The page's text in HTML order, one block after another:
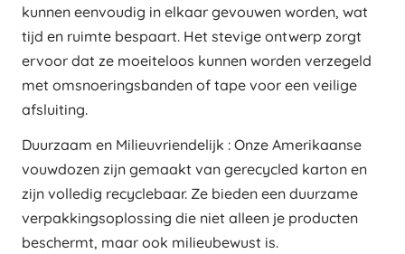
kunnen eenvoudig in elkaar gevouwen worden, wat
tijd en ruimte bespaart. Het stevige ontwerp zorgt
ervoor dat ze moeiteloos kunnen worden verzegeld
met omsnoeringsbanden of tape voor een veilige
afsluiting.
Duurzaam en Milieuvriendelijk : Onze Amerikaanse
vouwdozen zijn gemaakt van gerecycled karton en
zijn volledig recyclebaar. Ze bieden een duurzame
verpakkingsoplossing die niet alleen je producten
beschermt, maar ook milieubewust is.